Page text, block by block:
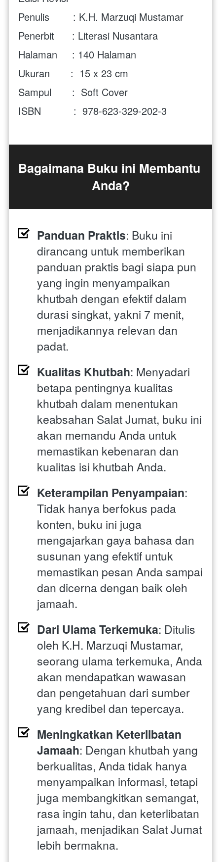
Penulis        : K.H. Marzuqi Mustamar
Penerbit      : Literasi Nusantara
Halaman     : 140 Halaman
Ukuran       :  15 x 23 cm
Sampul       :  Soft Cover
ISBN           : 978-623-329-202-3
Bagaimana Buku ini Membantu
Anda?
Panduan Praktis: Buku ini
dirancang untuk memberikan
panduan praktis bagi siapa pun
yang ingin menyampaikan
khutbah dengan efektif dalam
durasi singkat, yakni 7 menit,
menjadikannya relevan dan
padat.
Kualitas Khutbah: Menyadari
betapa pentingnya kualitas
khutbah dalam menentukan
keabsahan Salat Jumat, buku ini
akan memandu Anda untuk
memastikan kebenaran dan
kualitas isi khutbah Anda.
Keterampilan Penyampaian:
Tidak hanya berfokus pada
konten, buku ini juga
mengajarkan gaya bahasa dan
susunan yang efektif untuk
memastikan pesan Anda sampai
dan dicerna dengan baik oleh
jamaah.
Dari Ulama Terkemuka: Ditulis
oleh K.H. Marzuqi Mustamar,
seorang ulama terkemuka, Anda
akan mendapatkan wawasan
dan pengetahuan dari sumber
yang kredibel dan tepercaya.
Meningkatkan Keterlibatan
Jamaah: Dengan khutbah yang
berkualitas, Anda tidak hanya
menyampaikan informasi, tetapi
juga membangkitkan semangat,
rasa ingin tahu, dan keterlibatan
jamaah, menjadikan Salat Jumat
lebih bermakna.